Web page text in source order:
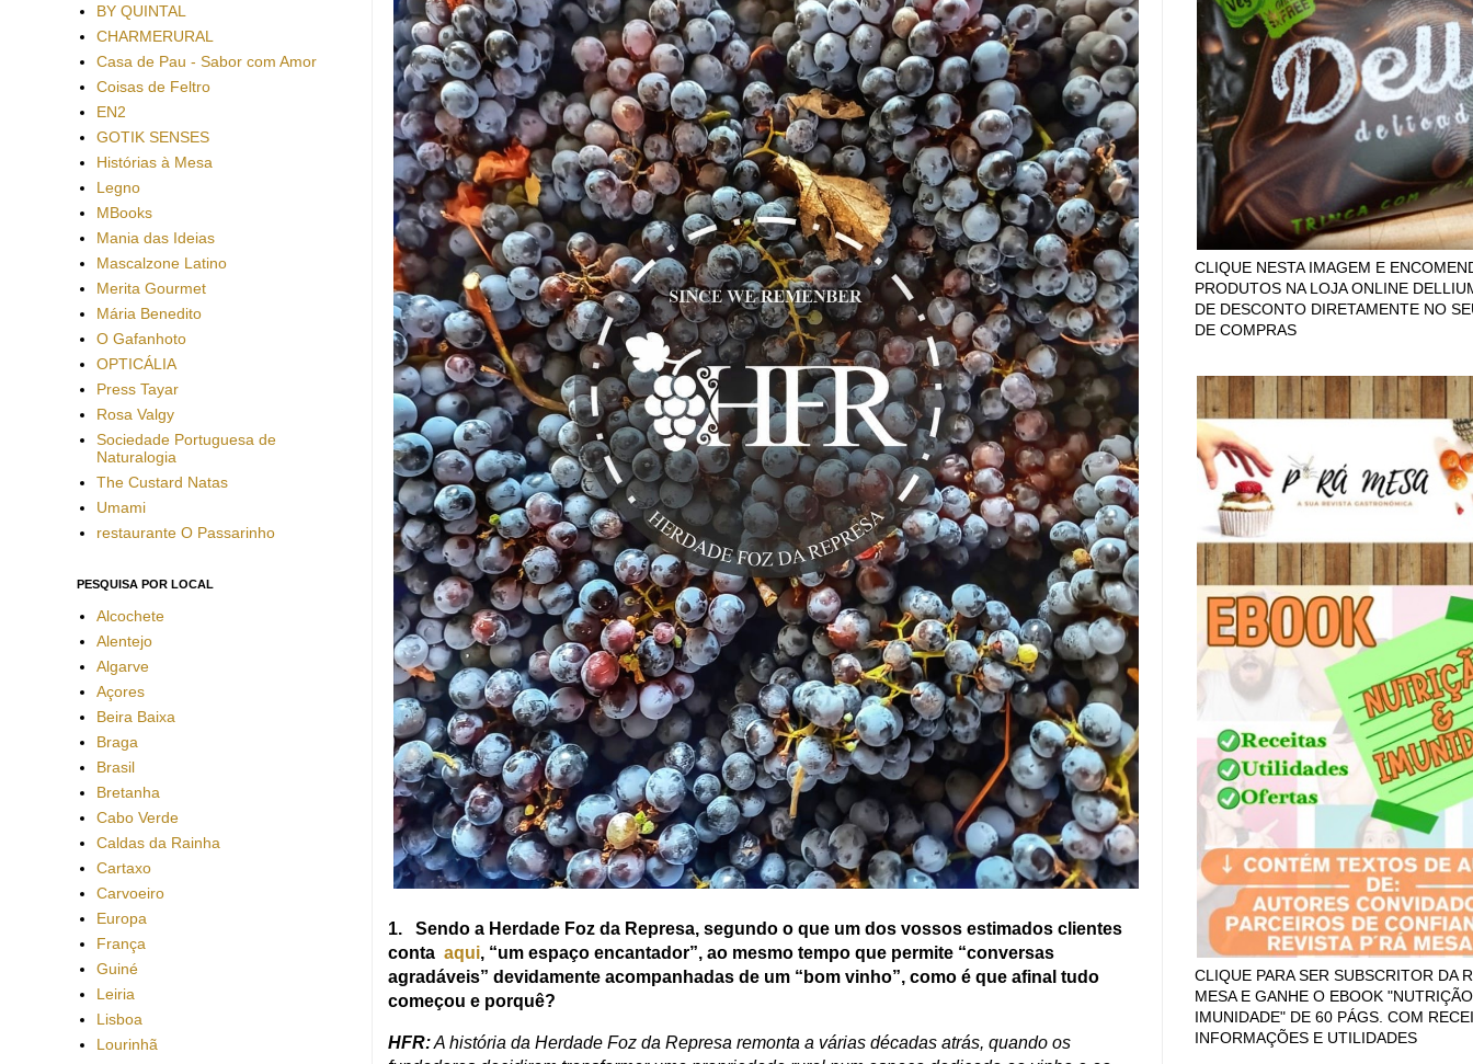
1. Sendo a Herdade Foz da Represa, segundo o que um dos vossos estimados clientes
conta aqui, “um espaço encantador”, ao mesmo tempo que permite “conversas
agradáveis” devidamente acompanhadas de um “bom vinho”, como é que afinal tudo
começou e porquê?
HFR:A história da Herdade Foz da Represa remonta a várias décadas atrás, quando os
BY QUINTAL
CHARMERURAL
Casa de Pau - Sabor com Amor
Coisas de Feltro
EN2
GOTIK SENSES
Histórias à Mesa
Legno
MBooks
Mania das Ideias
Mascalzone Latino
Merita Gourmet
Mária Benedito
O Gafanhoto
OPTICÁLIA
Press Tayar
Rosa Valgy
Sociedade Portuguesa de
Naturalogia
The Custard Natas
Umami
restaurante O Passarinho
PESQUISA POR LOCAL
Alcochete
Alentejo
Algarve
Açores
Beira Baixa
Braga
Brasil
Bretanha
Cabo Verde
Caldas da Rainha
Cartaxo
Carvoeiro
Europa
França
Guiné
Leiria
Lisboa
Lourinhã
CLIQUE NESTA IMAGEM E
PRODUTOS NA LOJA ONLINE
DE DESCONTO DIRETAMENTE NO
DE COMPRAS
CLIQUE PARA SER SUBSCRITOR DA
MESA E GANHE O EBOOK
IMUNIDADE" DE 60 PÁGS. COM
INFORMAÇÕES E UTILIDADES